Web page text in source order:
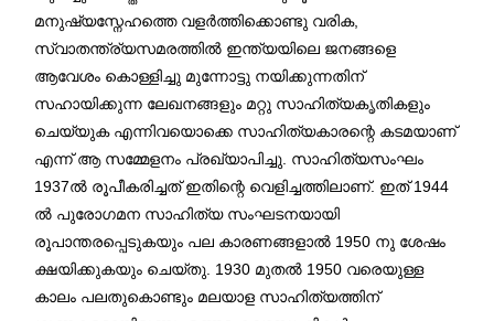
മനുഷ്യസ്നേഹത്തെ വളർത്തിക്കൊണ്ടു വരിക,
സ്വാതന്ത്ര്യസമരത്തിൽ ഇന്ത്യയിലെ ജനങ്ങളെ
ആവേശം കൊള്ളിച്ചു മുന്നോട്ടു നയിക്കുന്നതിന്
സഹായിക്കുന്ന ലേഖനങ്ങളും മറ്റു സാഹിത്യകൃതികളും
ചെയ്യുക എന്നിവയൊക്കെ സാഹിത്യകാരന്റെ കടമയാണ്
എന്ന് ആ സമ്മേളനം പ്രഖ്യാപിച്ചു. സാഹിത്യസംഘം
1937ൽ രൂപീകരിച്ചത് ഇതിന്റെ വെളിച്ചത്തിലാണ്. ഇത് 1944
ൽ പുരോഗമന സാഹിത്യ സംഘടനയായി
രൂപാന്തരപ്പെടുകയും പല കാരണങ്ങളാൽ 1950 നു ശേഷം
ക്ഷയിക്കുകയും ചെയ്തു. 1930 മുതൽ 1950 വരെയുള്ള
കാലം പലതുകൊണ്ടും മലയാള സാഹിത്യത്തിന്